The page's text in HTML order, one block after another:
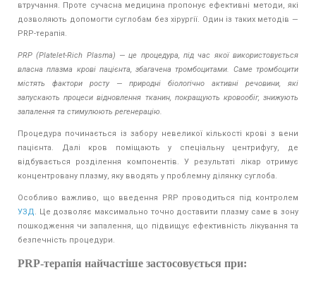
втручання. Проте сучасна медицина пропонує ефективні методи, які
дозволяють допомогти суглобам без хірургії. Один із таких методів —
PRP-терапія.
PRP (Platelet-Rich Plasma) — це процедура, під час якої використовується
власна плазма крові пацієнта, збагачена тромбоцитами. Саме тромбоцити
містять фактори росту — природні біологічно активні речовини, які
запускають процеси відновлення тканин, покращують кровообіг, знижують
запалення та стимулюють регенерацію.
Процедура починається із забору невеликої кількості крові з вени
пацієнта. Далі кров поміщають у спеціальну центрифугу, де
відбувається розділення компонентів. У результаті лікар отримує
концентровану плазму, яку вводять у проблемну ділянку суглоба.
Особливо важливо, що введення PRP проводиться під контролем
УЗД. Це дозволяє максимально точно доставити плазму саме в зону
пошкодження чи запалення, що підвищує ефективність лікування та
безпечність процедури.
PRP-терапія найчастіше застосовується при: